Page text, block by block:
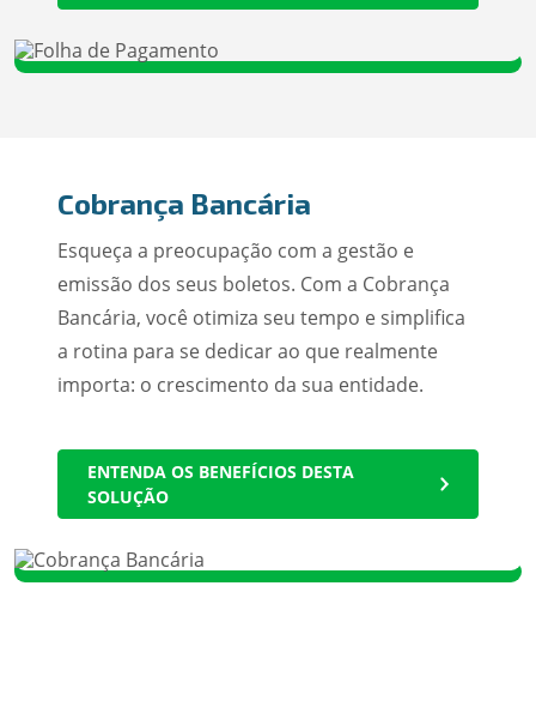
Cobrança Bancária
Esqueça a preocupação com a gestão e
emissão dos seus boletos. Com a Cobrança
Bancária, você otimiza seu tempo e simplifica
a rotina para se dedicar ao que realmente
importa: o crescimento da sua entidade.
ENTENDA OS BENEFÍCIOS DESTA
SOLUÇÃO